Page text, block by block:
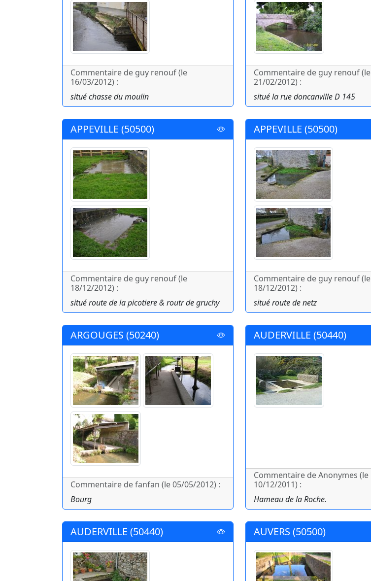
Commentaire de guy renouf (le
16/03/2012) :
situé chasse du moulin
Commentaire de guy renouf (le
21/02/2012) :
situé la rue doncanville D 145
APPEVILLE (50500)
Commentaire de guy renouf (le
18/12/2012) :
situé route de la picotiere & routr de gruchy
APPEVILLE (50500)
Commentaire de guy renouf (le
18/12/2012) :
situé route de netz
ARGOUGES (50240)
Commentaire de fanfan (le 05/05/2012) :
Bourg
AUDERVILLE (50440)
Commentaire de Anonymes (le
10/12/2011) :
Hameau de la Roche.
AUDERVILLE (50440) AUVERS (50500)